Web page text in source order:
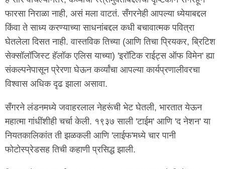
फारसा निराळा नाही, असं मला वाटतं. सँगरनेही आपल्या ध्येयाबद्दल
किंवा ते साध्य करण्याच्या साधनांबद्दल कधी बचावात्मक पवित्रा
घेतलेला दिसत नाही. वास्तविक तिच्या (आणि तिचा प्रियकर, ब्रिटिश
सेक्सॉलॉजिस्ट हॅलॉक एलिस याच्या) 'इरॉटिक राईट्स ऑफ विमेन' ह्या
संकल्पनेपासून प्रेरणा घेऊन कर्व्यांचा आपल्या कार्यप्रणालीवरचा
विश्वास अधिक दृढ झाला असावा.
सँगरने लंडनमध्ये जवाहरलाल नेहरूंची भेट घेतली, भारतात येऊन
महात्मा गांधींशीही चर्चा केली. १९३७ साली 'टाईम' आणि 'द नेशन' या
नियतकालिकांत ती झळकली आणि 'लाईफ'मध्ये चार पानी
फोटोस्प्रेडसह तिची कहाणी प्रसिद्ध झाली.